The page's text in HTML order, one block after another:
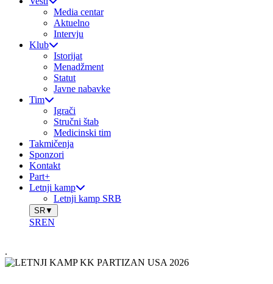
Media centar
Aktuelno
Intervju
Klub
Istorijat
Menadžment
Statut
Javne nabavke
Tim
Igrači
Stručni štab
Medicinski tim
Takmičenja
Sponzori
Kontakt
Part+
Letnji kamp
Letnji kamp SRB
SR▼
SREN
.